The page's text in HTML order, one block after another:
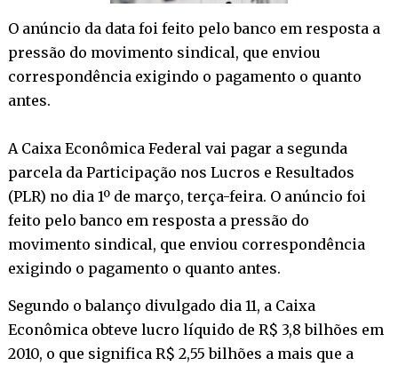
O anúncio da data foi feito pelo banco em resposta a
pressão do movimento sindical, que enviou
correspondência exigindo o pagamento o quanto
antes.
A Caixa Econômica Federal vai pagar a segunda
parcela da Participação nos Lucros e Resultados
(PLR) no dia 1º de março, terça-feira. O anúncio foi
feito pelo banco em resposta a pressão do
movimento sindical, que enviou correspondência
exigindo o pagamento o quanto antes.
Segundo o balanço divulgado dia 11, a Caixa
Econômica obteve lucro líquido de R$ 3,8 bilhões em
2010, o que significa R$ 2,55 bilhões a mais que a